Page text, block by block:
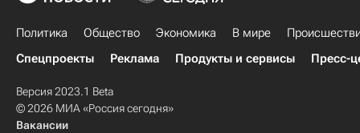
Политика Общество Экономика В мире
Спецпроекты
Реклама Продукты и сервисы Пресс-
Версия 2023.1 Beta
© 2026 МИА «Россия сегодня»
Вакансии